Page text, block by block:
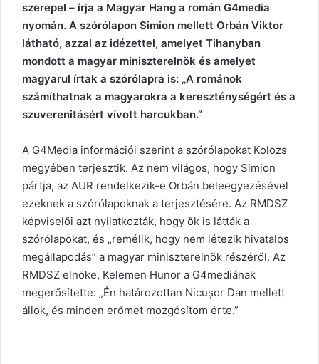
szerepel – írja a Magyar Hang a román G4media
nyomán. A szórólapon Simion mellett Orbán Viktor
látható, azzal az idézettel, amelyet Tihanyban
mondott a magyar miniszterelnök és amelyet
magyarul írtak a szórólapra is: „A románok
számíthatnak a magyarokra a kereszténységért és a
szuverenitásért vívott harcukban.”
A G4Media információi szerint a szórólapokat Kolozs
megyében terjesztik. Az nem világos, hogy Simion
pártja, az AUR rendelkezik-e Orbán beleegyezésével
ezeknek a szórólapoknak a terjesztésére. Az RMDSZ
képviselői azt nyilatkozták, hogy ők is látták a
szórólapokat, és „remélik, hogy nem létezik hivatalos
megállapodás” a magyar miniszterelnök részéről. Az
RMDSZ elnöke, Kelemen Hunor a G4mediának
megerősítette: „Én határozottan Nicușor Dan mellett
állok, és minden erőmet mozgósítom érte.”